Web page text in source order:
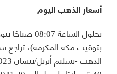
أسعار الذهب اليوم
بتوقيت مكة المكرمة)، تراجع